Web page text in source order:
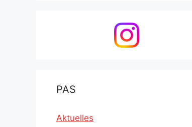
PAS
Aktuelles